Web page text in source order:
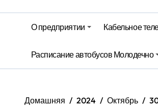
Беларусь
Ход
Территория
О предприятии Кабельное
Расписание автобусов Молодечно
Домашняя 2024 Октябрь